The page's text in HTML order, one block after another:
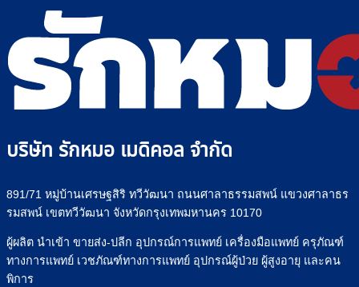
บริษัท รักหมอ เมดิคอล จำกัด
891/71 หมู่บ้านเศรษฐสิริ ทวีวัฒนา ถนนศาลาธรรมสพน์ แขวงศาลาธร
รมสพน์ เขตทวีวัฒนา จังหวัดกรุงเทพมหานคร 10170
ผู้ผลิต นำเข้า ขายส่ง-ปลีก อุปกรณ์การแพทย์ เครื่องมือแพทย์ ครุภัณฑ์
ทางการแพทย์ เวชภัณฑ์ทางการแพทย์ อุปกรณ์ผู้ป่วย ผู้สูงอายุ และคน
พิการ